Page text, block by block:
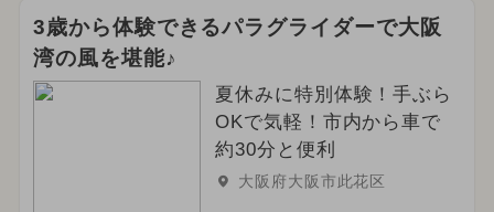
3歳から体験できるパラグライダーで大阪
湾の風を堪能♪
夏休みに特別体験！手ぶら
OKで気軽！市内から車で
約30分と便利
大阪府大阪市此花区